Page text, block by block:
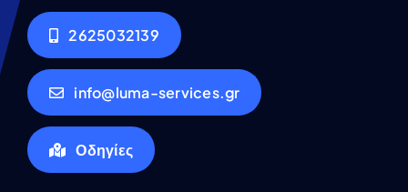
2625032139
info@luma-services.gr
Οδηγίες